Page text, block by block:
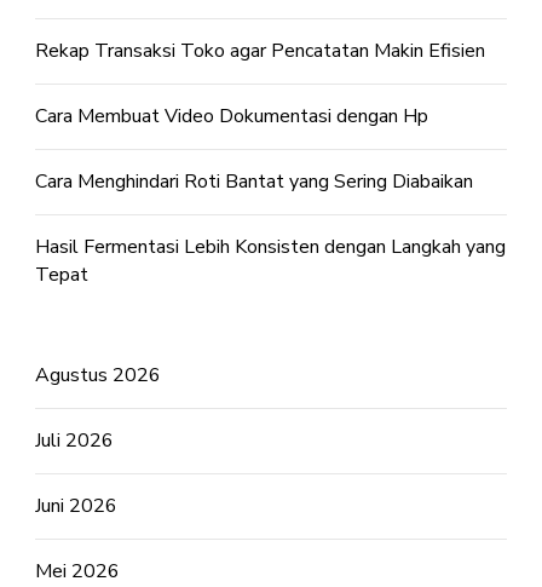
Rekap Transaksi Toko agar Pencatatan Makin Efisien
Cara Membuat Video Dokumentasi dengan Hp
Cara Menghindari Roti Bantat yang Sering Diabaikan
Hasil Fermentasi Lebih Konsisten dengan Langkah yang
Tepat
Agustus 2026
Juli 2026
Juni 2026
Mei 2026